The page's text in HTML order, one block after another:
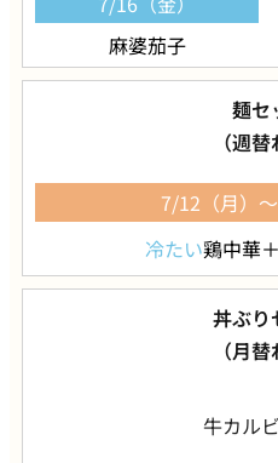
麻婆茄子
麺セ
（週替
7/12（月）
冷たい鶏中華＋
丼ぶり
（月替
牛カル